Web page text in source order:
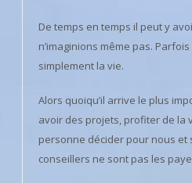
De temps en temps il peut y
n’imaginions même pas. Parfois
simplement la vie.
Alors quoiqu’il arrive le plus
avoir des projets, profiter de la
personne décider pour nous et
conseillers ne sont pas les